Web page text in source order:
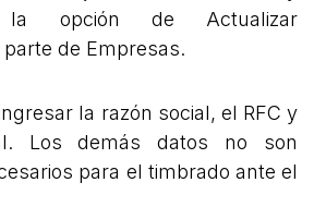
la opción de Actualizar
de Empresas.
la razón social, el RFC y
Los demás datos no son
para el timbrado ante el